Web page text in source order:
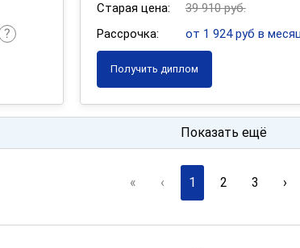
Старая цена:
39 910 руб.
Рассрочка:
от 1 924 руб в
Получить диплом
Показать ещё
« ‹ 1 2 3 ›